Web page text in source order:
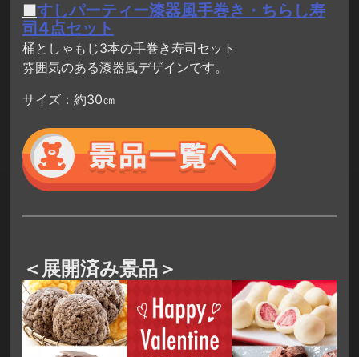
■すしパーティー漆器風手巻き・ちらし寿
司4点セット
桶としゃもじ3本の手巻き寿司セット
雰囲気のある漆器風デザインです。
サイズ：約30㎝
＜展開済み景品＞